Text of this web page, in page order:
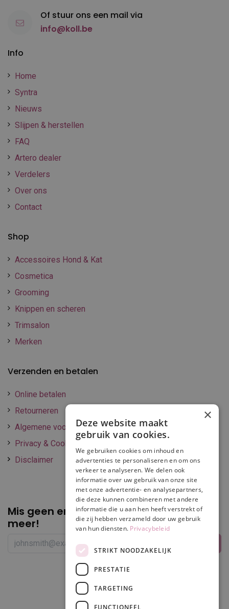
Info
Home
Syntra
Nieuws
Slijpen & herstellen
FAQ
Artero dealer
Verdelers
Over ons
Contact
Shop
Accessoires Hond & Kat
Cosmetica
Grooming
Knippen en scheren
Trimsalon
Merken
Verzenden en betalen
Online betalen
Retourneren
Algemene voorwaarden
Privacy & Cookie policy
Disclaimer
Mis geen enkelepromotie of korting
meer!
Of stuur ons een mail via
info@koll.be
×
Deze website maakt
gebruik van cookies.
We gebruiken cookies om inhoud en
advertenties te personaliseren en om ons
verkeer te analyseren. We delen ook
informatie over uw gebruik van onze site
met onze advertentie- en analysepartners,
die deze kunnen combineren met andere
informatie die u aan hen heeft verstrekt of
die zij hebben verzameld door uw gebruik
van hun diensten. Privacybeleid
STRIKT NOODZAKELIJK
PRESTATIE
TARGETING
FUNCTIONEEL